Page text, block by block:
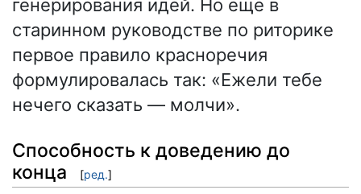
генерирования идей. Но ещё в
старинном руководстве по риторике
первое правило красноречия
формулировалась так: «Ежели тебе
нечего сказать — молчи».
Способность к доведению до
конца
[ред.]